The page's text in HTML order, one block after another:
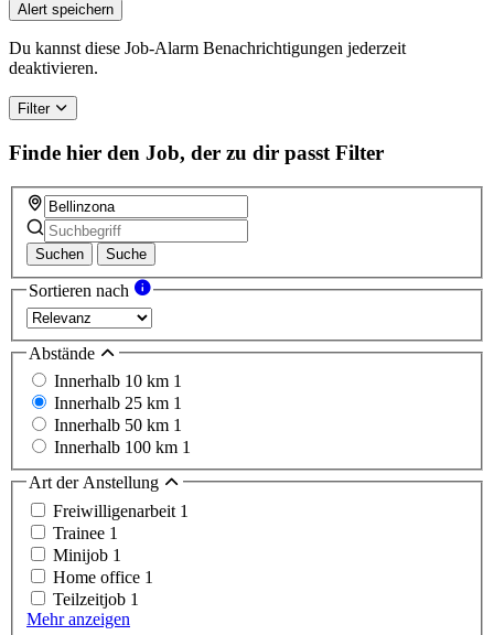
Alert speichern
Du kannst diese Job-Alarm Benachrichtigungen jederzeit
deaktivieren.
Filter
Finde hier den Job, der zu dir passt Filter
Suchen Suche
Sortieren nach
Abstände
Innerhalb 10 km 1
Innerhalb 25 km 1
Innerhalb 50 km 1
Innerhalb 100 km 1
Art der Anstellung
Freiwilligenarbeit 1
Trainee 1
Minijob 1
Home office 1
Teilzeitjob 1
Mehr anzeigen